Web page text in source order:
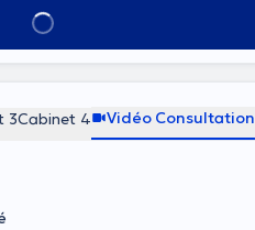
Voir tout
3Cabinet 4 Vidéo Consultation